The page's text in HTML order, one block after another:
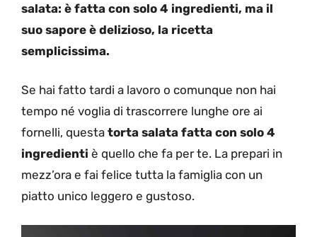
salata: è fatta con solo 4 ingredienti, ma il
suo sapore è delizioso, la ricetta
semplicissima.
Se hai fatto tardi a lavoro o comunque non hai
tempo né voglia di trascorrere lunghe ore ai
fornelli, questa torta salata fatta con solo 4
ingredienti è quello che fa per te. La prepari in
mezz’ora e fai felice tutta la famiglia con un
piatto unico leggero e gustoso.